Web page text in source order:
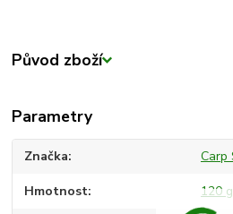
Původ zboží
Parametry
Značka Carp
Hmotnost 120 g